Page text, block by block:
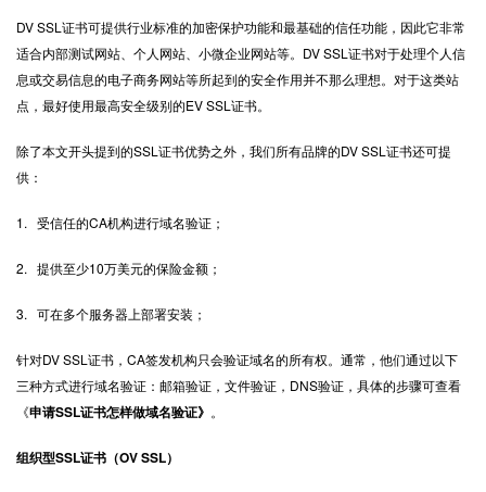
DV SSL证书可提供行业标准的加密保护功能和最基础的信任功能，因此它非常
适合内部测试网站、个人网站、小微企业网站等。DV SSL证书对于处理个人信
息或交易信息的电子商务网站等所起到的安全作用并不那么理想。对于这类站
点，最好使用最高安全级别的EV SSL证书。
除了本文开头提到的SSL证书优势之外，我们所有品牌的DV SSL证书还可提
供：
1. 受信任的CA机构进行域名验证；
2. 提供至少10万美元的保险金额；
3. 可在多个服务器上部署安装；
针对DV SSL证书，CA签发机构只会验证域名的所有权。通常，他们通过以下
三种方式进行域名验证：邮箱验证，文件验证，DNS验证，具体的步骤可查看
《申请SSL证书怎样做域名验证》 。
组织型SSL证书（OV SSL）